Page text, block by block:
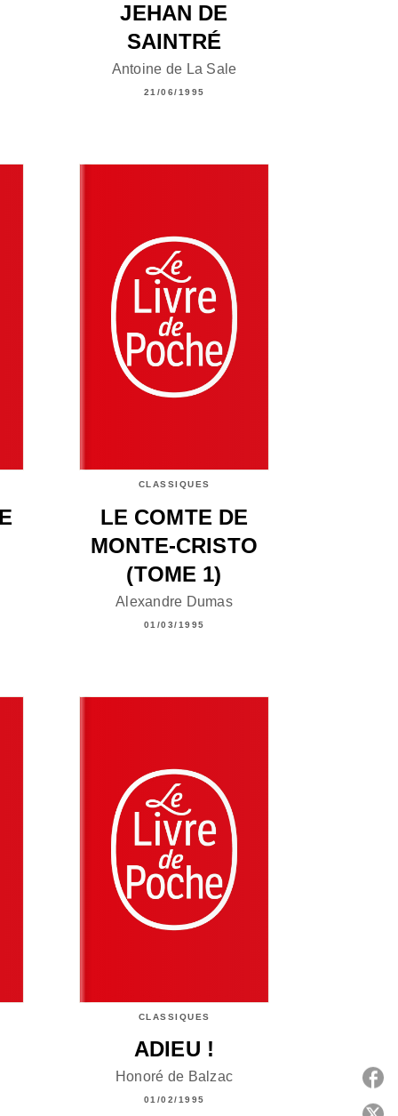
JEHAN DE
SAINTRÉ
Antoine de La Sale
21/06/1995
CLASSIQUES
LE COMTE DE
MONTE-CRISTO
(TOME 1)
Alexandre Dumas
01/03/1995
CLASSIQUES
ADIEU !
Honoré de Balzac
01/02/1995